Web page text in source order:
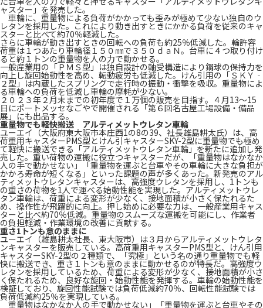
ャスター」を発売した。
車輪に、重量物による負荷がかかっても歪みが極めて少ない独自のウ
レタンを採用した。これにより動き出すときにかかる負荷を従来のキャ
スターと比べて約70％軽減した。
さらに車輪が動き出すときの回転への負荷も約25％低減した。輪許容
荷重は１つあたり車輪径１５０㎜で３５０ｄａＮ。台車に４つ取り付け
ると約１トンの重量物を人の力で動かせる。
一般産業用の「ＰＭＳ型」は独自設計の軸受構造により鋼球の保持力を
向上し旋回始動性を高め、転動疲労も低減した。けん引用の「ＳＫＹ‐
２型」は内蔵したスプリングで走行時の振動・衝撃を吸収。重量物によ
る車輪への負荷を低減し車輪の摩耗が少ない。
２０２３年２月末までの初年度で１万個の販売を目指す。４月13～15
日にポートメッセなごやで開催される「第６回名古屋工場設備・備品
展」にも出品する。
重量物でも軽快搬送 アルティメットウレタン車輪
ユーエイ（大阪府東大阪市本庄西1の8の39、社長雄島耕太氏）は、高
荷重用キャスターPMS型とけん引キャスターSKY-2型に重量物でも極め
て軽快に搬送できる「アルティメットウレタン車輪」を新たに追加し発
売した。重い荷物の運搬に役立つキャスターだが、「重量物はなかなか
人の手で動かせない」「重量物を運ぶと台車やその車輪に大きな負担が
かかろ寿命が短くなる」といった課題の声が多くあった。新発売のアル
ティメットウレタンキャスターは、高強度ウレタンを採用し、1トンも
の重さの荷物を1人で運べる始動性能を実現した。アルティメットウレ
タン車輪は、荷重による変形が少なく、接地面積が小さく保たれるた
め、操作性が飛躍的に向上。押し始めに必要な力は、一般産業用キャス
ターと比べ約70％低減。重量物のスムーズな運搬を可能にし、作業者
の負担軽減・作業環境の改善に貢献する。
重さ1トンも意のままに
ユーエイ（雄島耕太社長、東大阪市）は３月からアルティメットウレタ
ンキャスターを販売している。高荷重用キャスターPMS型と、けん引用
キャスターSKY-2型の２種類で、「究極」という名の通り重量物でも軽
快に搬送でき、重さ１トンも意のままに動かせるのが特長だ。高強度ウ
レタンを採用しているため、荷重による変形が少なく、接地面積が小さ
く保たれるため、良好な旋回・始動性能を発揮する。車輪の始動性能を
検証しており、旋回性能試験では負荷低減約70％、回転性能試験では
負荷低減約25％を実現している。
重量物はなかなか人の手で動かせない」「重量物を運ぶと台車やその